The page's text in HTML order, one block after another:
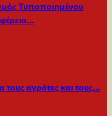
Τυποποιημένου
τους αγρότες και τους…